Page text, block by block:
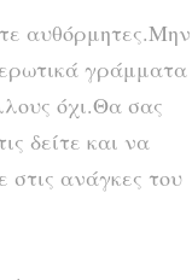
αυθόρμητες.Μην
γράμματα
όχι.Θα σας
δείτε και να
στις ανάγκες του